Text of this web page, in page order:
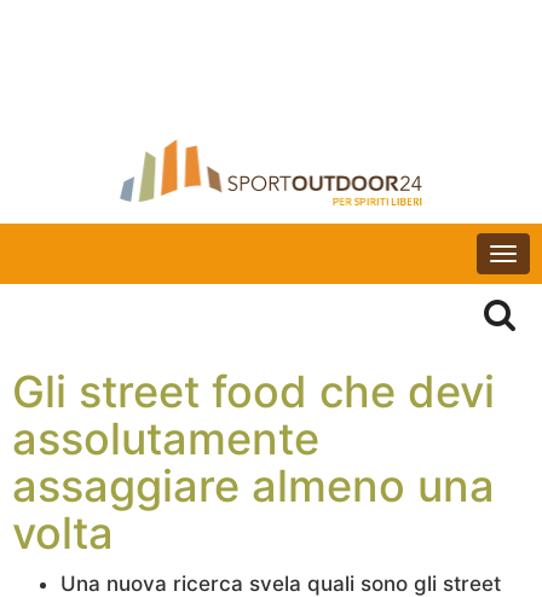
Gli street food che devi
assolutamente
assaggiare almeno una
volta
Una nuova ricerca svela quali sono gli street